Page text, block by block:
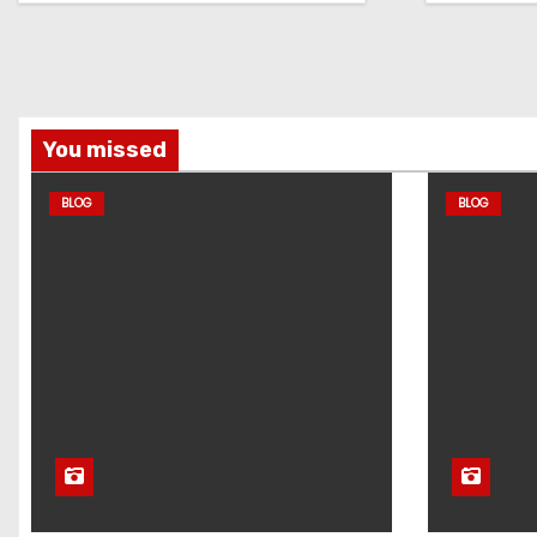
You missed
BLOG BLOG